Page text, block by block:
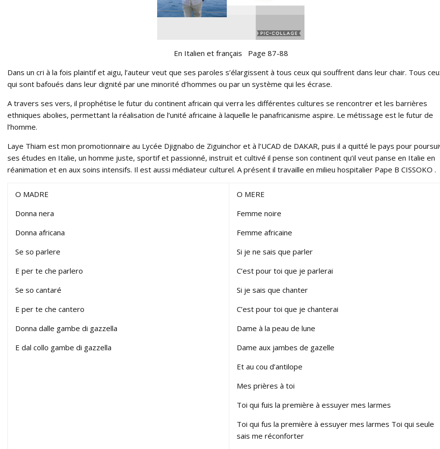
En Italien et français Page 87-88
Dans un cri à la fois plaintif et aigu, l’auteur veut que ses paroles s’élargissent à tous ceux qui souffrent dans leur chair. Tous
qui sont bafoués dans leur dignité par une minorité d’hommes ou par un système qui les écrase.
A travers ses vers, il prophétise le futur du continent africain qui verra les différentes cultures se rencontrer et les barrières
ethniques abolies, permettant la réalisation de l’unité africaine à laquelle le panafricanisme aspire. Le métissage est le futur de
l’homme.
Laye Thiam est mon promotionnaire au Lycée Djignabo de Ziguinchor et à l’UCAD de DAKAR, puis il a quitté le pays pour
ses études en Italie, un homme juste, sportif et passionné, instruit et cultivé il pense son continent qu’il veut panse en Italie en
réanimation et en aux soins intensifs. Il est aussi médiateur culturel. A présent il travaille en milieu hospitalier Pape B CISSOKO .
O MADRE
Donna nera
Donna africana
Se so parlere
E per te che parlero
Se so cantaré
E per te che cantero
Donna dalle gambe di gazzella
E dal collo gambe di gazzella
O MERE
Femme noire
Femme africaine
Si je ne sais que parler
C’est pour toi que je parlerai
Si je sais que chanter
C’est pour toi que je chanterai
Dame à la peau de lune
Dame aux jambes de gazelle
Et au cou d’antilope
Mes prières à toi
Toi qui fuis la première à essuyer mes larmes
Toi qui fus la première à essuyer mes larmes Toi qui seule
sais me réconforter